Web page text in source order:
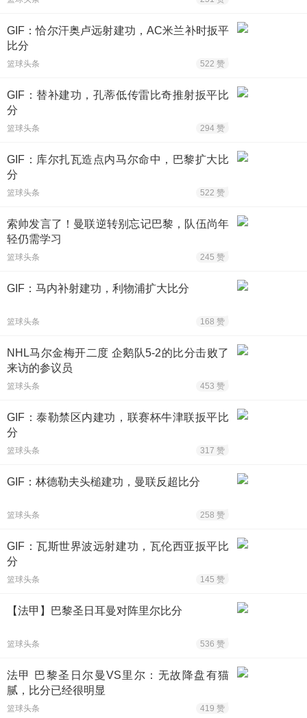
GIF：恰尔汗奥卢远射建功，AC米兰补时扳平
比分
篮球头条 522 赞
GIF：替补建功，孔蒂低传雷比奇推射扳平比
分
篮球头条 294 赞
GIF：库尔扎瓦造点内马尔命中，巴黎扩大比
分
篮球头条 522 赞
索帅发言了！曼联逆转别忘记巴黎，队伍尚年
轻仍需学习
篮球头条 245 赞
GIF：马内补射建功，利物浦扩大比分
篮球头条 168 赞
NHL马尔金梅开二度 企鹅队5-2的比分击败了
来访的参议员
篮球头条 453 赞
GIF：泰勒禁区内建功，联赛杯牛津联扳平比
分
篮球头条 317 赞
GIF：林德勒夫头槌建功，曼联反超比分
篮球头条 258 赞
GIF：瓦斯世界波远射建功，瓦伦西亚扳平比
分
篮球头条 145 赞
【法甲】巴黎圣日耳曼对阵里尔比分
篮球头条 536 赞
法甲 巴黎圣日尔曼VS里尔：无故降盘有猫
腻，比分已经很明显
篮球头条 419 赞